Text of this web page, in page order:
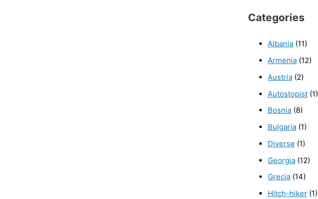
Categories
Albania(11)
Armenia(12)
Austria(2)
Autostopist(1)
Bosnia(8)
Bulgaria(1)
Diverse (1)
Georgia(12)
Grecia(14)
Hitch-hiker(1)